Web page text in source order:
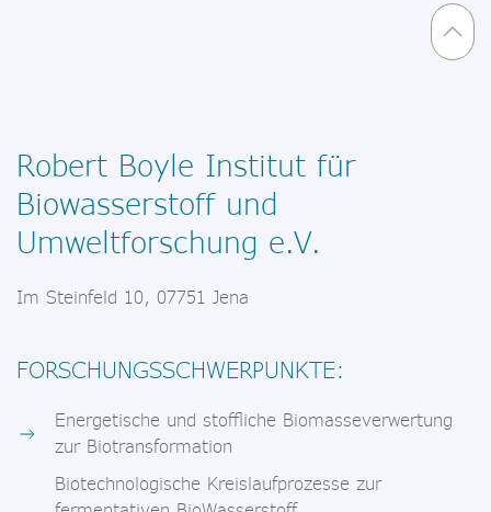
Robert Boyle Institut für
Biowasserstoff und
Umweltforschung e.V.
Im Steinfeld 10, 07751 Jena
FORSCHUNGSSCHWERPUNKTE:
Energetische und stoffliche Biomasseverwertung
zur Biotransformation
Biotechnologische Kreislaufprozesse zur